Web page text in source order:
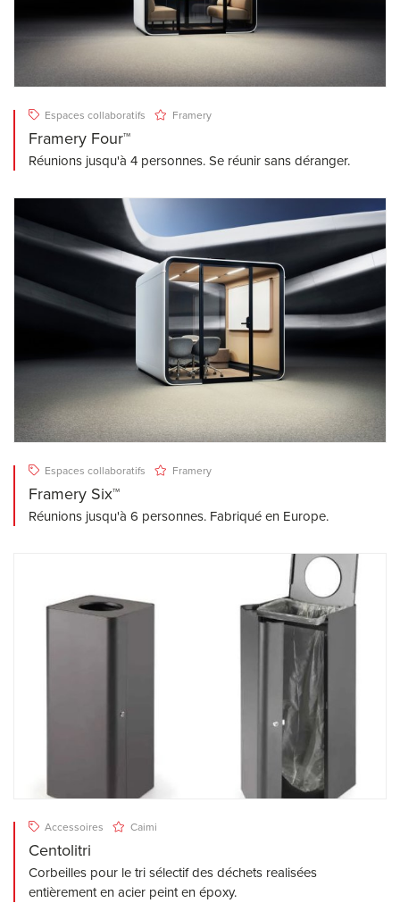
Espaces collaboratifs Framery
Framery Four™
Réunions jusqu'à 4 personnes. Se réunir sans déranger.
Espaces collaboratifs Framery
Framery Six™
Réunions jusqu'à 6 personnes. Fabriqué en Europe.
Accessoires Caimi
Centolitri
Corbeilles pour le tri sélectif des déchets realisées
entièrement en acier peint en époxy.